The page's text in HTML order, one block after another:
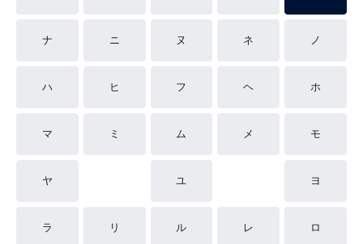
ナ ニ ヌ ネ ノ
ハ ヒ フ ヘ ホ
マ ミ ム メ モ
ヤ ユ ヨ
ラ リ ル レ ロ